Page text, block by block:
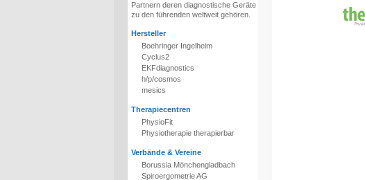
Partnern deren diagnostische Geräte
zu den führenden weltweit gehören.
Hersteller
Boehringer Ingelheim
Cyclus2
EKFdiagnostics
h/p/cosmos
mesics
Therapiecentren
PhysioFit
Physiotherapie therapierbar
Verbände & Vereine
Borussia Mönchengladbach
Spiroergometrie AG